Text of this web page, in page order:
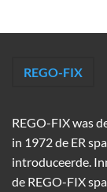
REGO-FIX
REGO-FIX was
in 1972 de ER
introduceerde.
de REGO-FIX